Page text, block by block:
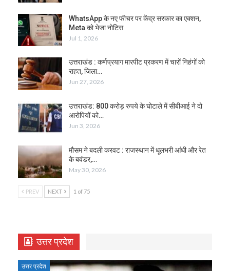
WhatsApp के नए फीचर पर केंद्र सरकार का एक्शन,
Meta को भेजा नोटिस
Jul 1, 2026
उत्तराखंड : कर्णप्रयाग मारपीट प्रकरण में चारों निहंगों को
राहत, जिला…
Jun 27, 2026
उत्तराखंड: 800 करोड़ रुपये के घोटाले में सीबीआई ने दो
आरोपियों को…
Jun 3, 2026
मौसम ने बदली करवट : राजस्थान में धूलभरी आंधी और रेत
के बवंडर,…
May 30, 2026
PREV NEXT 1 of 75
उत्तर प्रदेश
उत्तर प्रदेश